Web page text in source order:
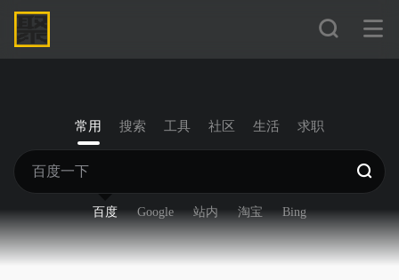
常用 搜索 工具 社区 生活 求职
百度 Google 站内 淘宝 Bing